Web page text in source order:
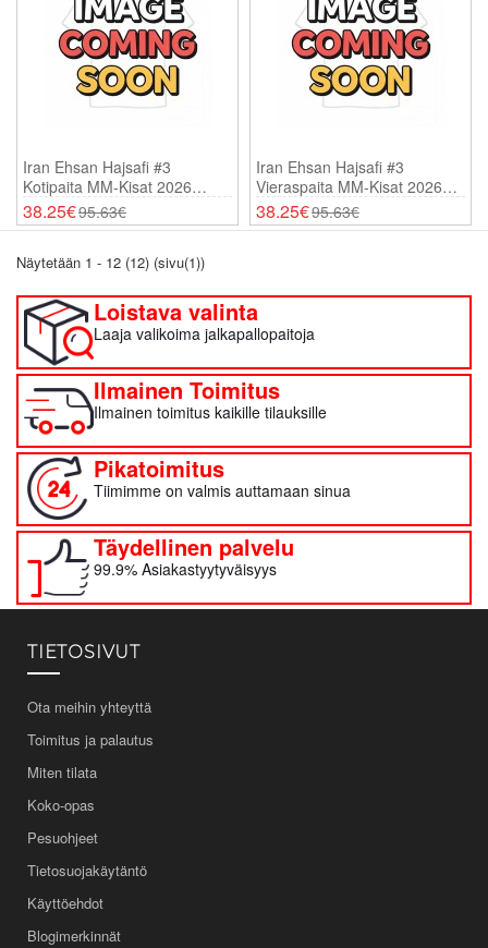
Iran Ehsan Hajsafi #3
Kotipaita MM-Kisat 2026
Lyhythihainen
38.25€95.63€
Iran Ehsan Hajsafi #3
Vieraspaita MM-Kisat 2026
Lyhythihainen
38.25€95.63€
Näytetään 1 - 12 (12) (sivu(1))
Loistava valinta
Laaja valikoima jalkapallopaitoja
Ilmainen Toimitus
Ilmainen toimitus kaikille tilauksille
Pikatoimitus
Tiimimme on valmis auttamaan sinua
Täydellinen palvelu
99.9% Asiakastyytyväisyys
TIETOSIVUT
Ota meihin yhteyttä
Toimitus ja palautus
Miten tilata
Koko-opas
Pesuohjeet
Tietosuojakäytäntö
Käyttöehdot
Blogimerkinnät